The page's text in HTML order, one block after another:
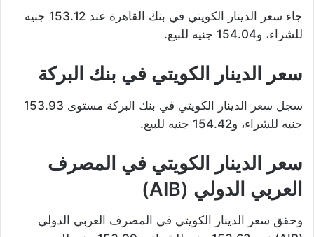
جاء سعر الدينار الكويتي في بنك القاهرة عند 153.12 جنيه
للشراء، و154.04 جنيه للبيع.
سعر الدينار الكويتي في بنك البركة
سجل سعر الدينار الكويتي في بنك البركة مستوى 153.93
جنيه للشراء، و154.42 جنيه للبيع.
سعر الدينار الكويتي في المصرف
العربي الدولي (AIB)
وحقق سعر الدينار الكويتي في المصرف العربي الدولي